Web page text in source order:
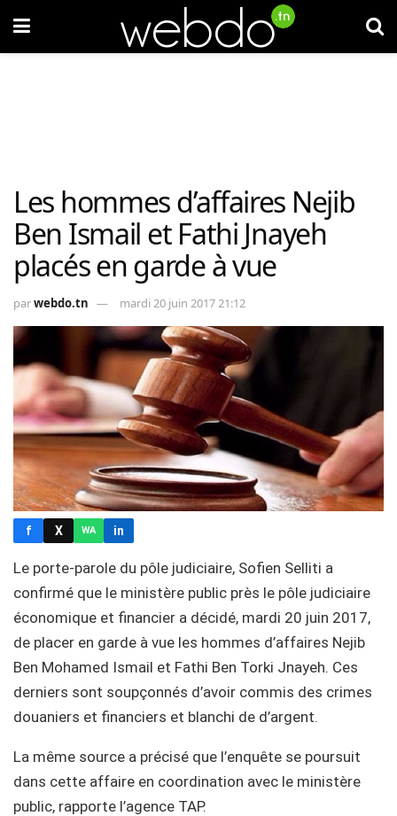
Les hommes d’affaires Nejib
Ben Ismail et Fathi Jnayeh
placés en garde à vue
parwebdo.tn mardi 20 juin 2017 21:12
f X WA in
Le porte-parole du pôle judiciaire, Sofien Selliti a
confirmé que le ministère public près le pôle judiciaire
économique et financier a décidé, mardi 20 juin 2017,
de placer en garde à vue les hommes d’affaires Nejib
Ben Mohamed Ismail et Fathi Ben Torki Jnayeh. Ces
derniers sont soupçonnés d’avoir commis des crimes
douaniers et financiers et blanchi de d’argent.
La même source a précisé que l’enquête se poursuit
dans cette affaire en coordination avec le ministère
public, rapporte l’agence TAP.